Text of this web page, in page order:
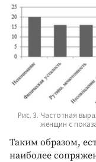
Рис. 3. Частотная
женщин с
Таким образом,
наиболее